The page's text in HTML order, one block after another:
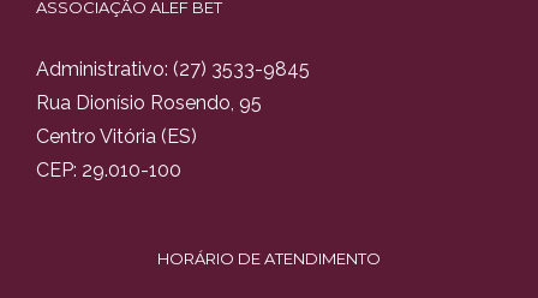
ASSOCIAÇÃO ALEF BET
Administrativo: (27) 3533-9845
Rua Dionísio Rosendo, 95
Centro Vitória (ES)
CEP: 29.010-100
HORÁRIO DE ATENDIMENTO